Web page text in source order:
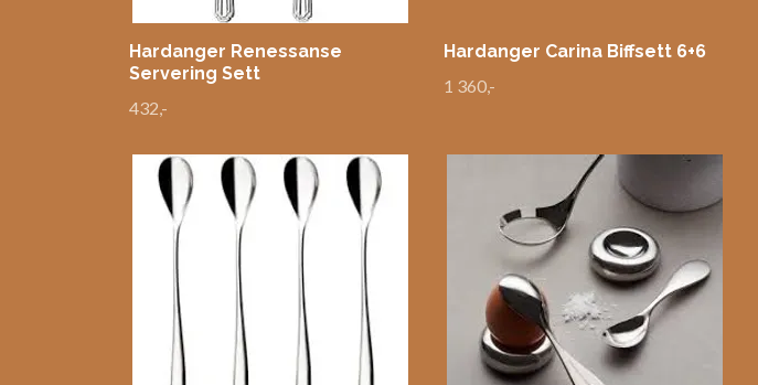
Hardanger Renessanse
Servering Sett
432,-
Hardanger Carina Biffsett 6+6
1 360,-